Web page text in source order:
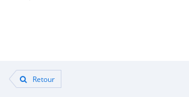
Retour